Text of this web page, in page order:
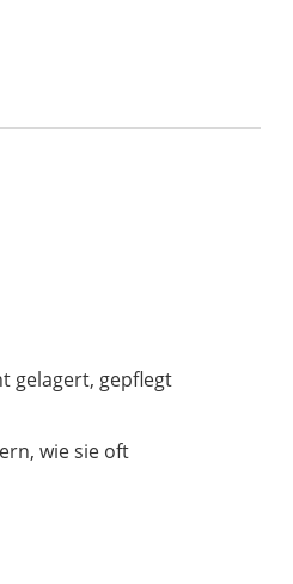
gelagert, gepflegt
wie sie oft